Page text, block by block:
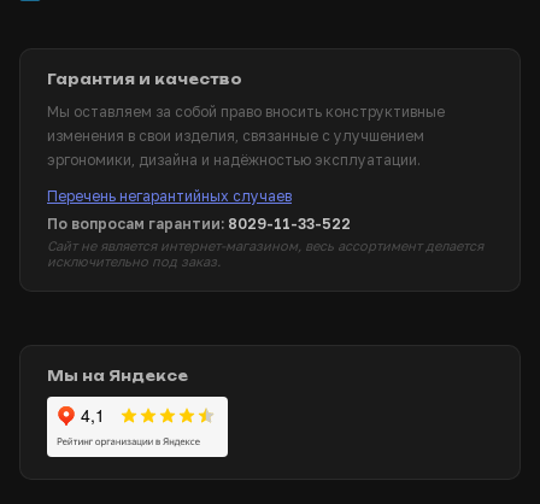
Гарантия и качество
Мы оставляем за собой право вносить конструктивные
изменения в свои изделия, связанные с улучшением
эргономики, дизайна и надёжностью эксплуатации.
Перечень негарантийных случаев
По вопросам гарантии: 8029-11-33-522
Сайт не является интернет-магазином, весь ассортимент делается
исключительно под заказ.
Мы на Яндексе